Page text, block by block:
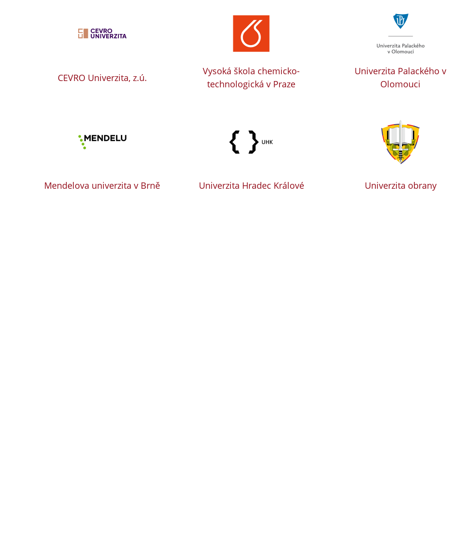
CEVRO Univerzita, z.ú.
Vysoká škola chemicko-
technologická v Praze
Univerzita Palackého v
Olomouci
Mendelova univerzita v Brně Univerzita Hradec Králové Univerzita obrany